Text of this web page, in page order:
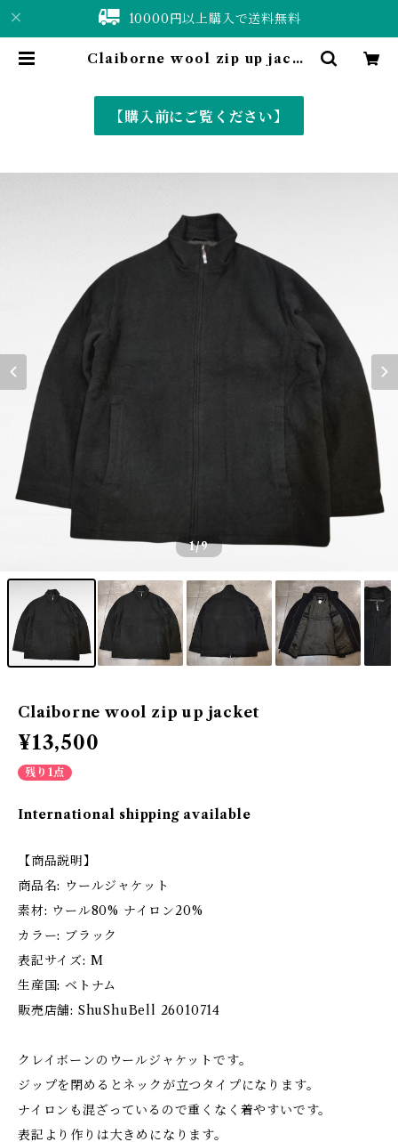
10000円以上購入で送料無料
Claiborne wool zip up jacke
【購入前にご覧ください】
1/9
Claiborne wool zip up jacket
¥13,500
残り1点
International shipping available
【商品説明】
商品名: ウールジャケット
素材: ウール80% ナイロン20%
カラー: ブラック
表記サイズ: M
生産国: ベトナム
販売店舗: ShuShuBell 26010714
クレイボーンのウールジャケットです。
ジップを閉めるとネックが立つタイプになります。
ナイロンも混ざっているので重くなく着やすいです。
表記より作りは大きめになります。